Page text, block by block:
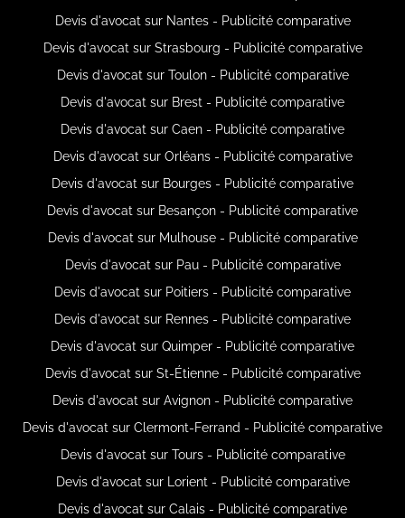
Devis d'avocat sur Nantes - Publicité comparative
Devis d'avocat sur Strasbourg - Publicité comparative
Devis d'avocat sur Toulon - Publicité comparative
Devis d'avocat sur Brest - Publicité comparative
Devis d'avocat sur Caen - Publicité comparative
Devis d'avocat sur Orléans - Publicité comparative
Devis d'avocat sur Bourges - Publicité comparative
Devis d'avocat sur Besançon - Publicité comparative
Devis d'avocat sur Mulhouse - Publicité comparative
Devis d'avocat sur Pau - Publicité comparative
Devis d'avocat sur Poitiers - Publicité comparative
Devis d'avocat sur Rennes - Publicité comparative
Devis d'avocat sur Quimper - Publicité comparative
Devis d'avocat sur St-Étienne - Publicité comparative
Devis d'avocat sur Avignon - Publicité comparative
Devis d'avocat sur Clermont-Ferrand - Publicité comparative
Devis d'avocat sur Tours - Publicité comparative
Devis d'avocat sur Lorient - Publicité comparative
Devis d'avocat sur Calais - Publicité comparative